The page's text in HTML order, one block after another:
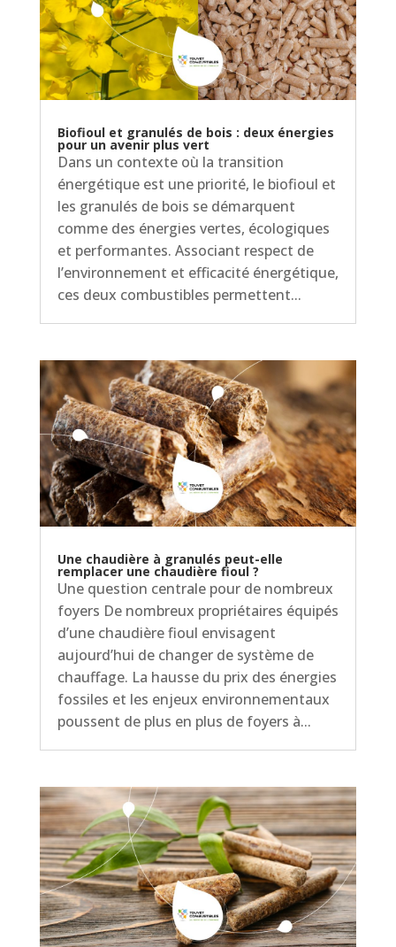
Biofioul et granulés de bois : deux énergies
pour un avenir plus vert
Dans un contexte où la transition
énergétique est une priorité, le biofioul et
les granulés de bois se démarquent
comme des énergies vertes, écologiques
et performantes. Associant respect de
l’environnement et efficacité énergétique,
ces deux combustibles permettent...
Une chaudière à granulés peut-elle
remplacer une chaudière fioul ?
Une question centrale pour de nombreux
foyers De nombreux propriétaires équipés
d’une chaudière fioul envisagent
aujourd’hui de changer de système de
chauffage. La hausse du prix des énergies
fossiles et les enjeux environnementaux
poussent de plus en plus de foyers à...